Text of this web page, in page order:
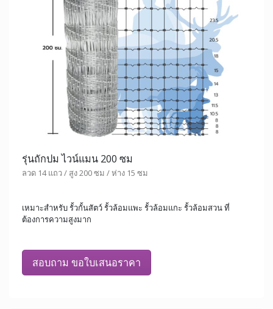
รุ่นถักปม ไวน์แมน 200 ซม
ลวด 14 แถว / สูง 200 ซม / ห่าง 15 ซม
เหมาะสำหรับ รั้วกั้นสัตว์ รั้วล้อมแพะ รั้วล้อมแกะ รั้วล้อมสวน ที่
ต้องการความสูงมาก
สอบถาม ขอใบเสนอราคา